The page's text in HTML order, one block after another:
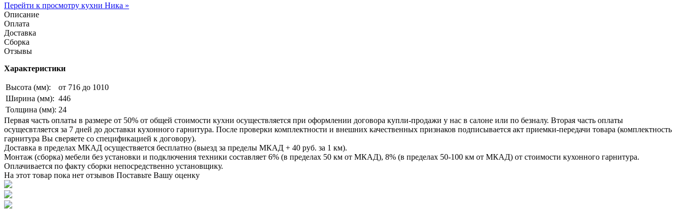
Перейти к просмотру кухни Ника »
Описание
Оплата
Доставка
Сборка
Отзывы
Характеристики
Высота (мм):
от 716 до 1010
Ширина (мм): 446
Толщина (мм): 24
Первая часть оплаты в размере от 50% от общей стоимости кухни осуществляется при оформлении договора купли-продажи у нас в салоне или по безналу. Вторая часть оплаты
осущесвтляется за 7 дней до доставки кухонного гарнитура. После проверки комплектности и внешних качественных признаков подписывается акт приемки-передачи товара (комплектность
гарнитура Вы сверяете со спецификацией к договору).
Доставка в пределах МКАД осуществяется бесплатно (выезд за пределы МКАД + 40 руб. за 1 км).
Монтаж (сборка) мебели без установки и подключения техники составляет 6% (в пределах 50 км от МКАД), 8% (в пределах 50-100 км от МКАД) от стоимости кухонного гарнитура.
Оплачивается по факту сборки непосредственно установщику.
На этот товар пока нет отзывов Поставьте Вашу оценку